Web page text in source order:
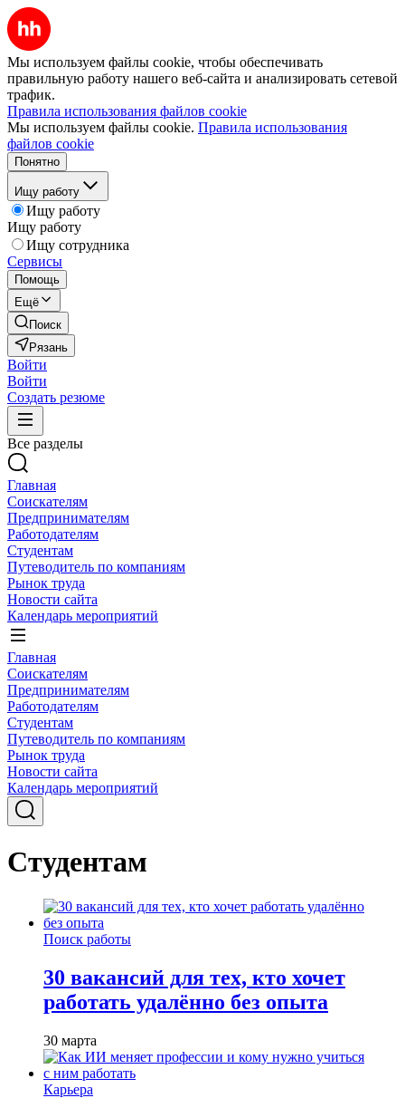
Мы используем файлы cookie, чтобы обеспечивать
правильную работу нашего веб-сайта и анализировать сетевой
трафик.
Правила использования файлов cookie
Мы используем файлы cookie. Правила использования
файлов cookie
Понятно
Ищу работу
Ищу работу
Ищу работу
Ищу сотрудника
Сервисы
Помощь
Ещё
Поиск
Рязань
Войти
Войти
Создать резюме
Все разделы
Главная
Соискателям
Предпринимателям
Работодателям
Студентам
Путеводитель по компаниям
Рынок труда
Новости сайта
Календарь мероприятий
Главная
Соискателям
Предпринимателям
Работодателям
Студентам
Путеводитель по компаниям
Рынок труда
Новости сайта
Календарь мероприятий
Студентам
Поиск работы
30 вакансий для тех, кто хочет
работать удалённо без опыта
30 марта
Карьера